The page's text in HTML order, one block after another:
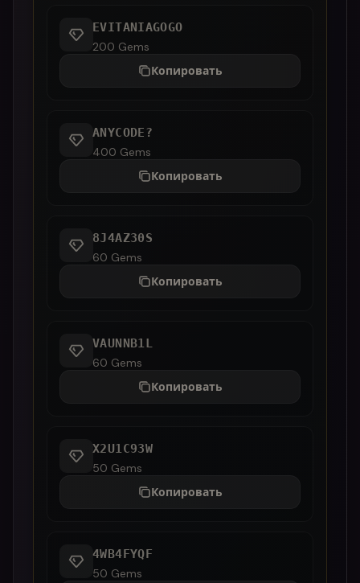
EVITANIAGOGO
200 Gems
Копировать
ANYCODE?
400 Gems
Копировать
8J4AZ30S
60 Gems
Копировать
VAUNNB1L
60 Gems
Копировать
X2U1C93W
50 Gems
Копировать
4WB4FYQF
50 Gems